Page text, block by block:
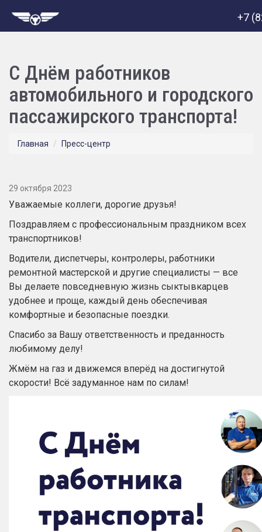
+7
С Днём работников
автомобильного и городского
пассажирского транспорта!
Главная Пресс-центр
29 октября 2023
Уважаемые коллеги, дорогие друзья!
Поздравляем с профессиональным праздником всех
транспортников!
Водители, диспетчеры, контролеры, работники
ремонтной мастерской и другие специалисты — все
Вы делаете повседневную жизнь сыктывкарцев
удобнее и проще, каждый день обеспечивая
комфортные и безопасные поездки.
Спасибо за Вашу ответственность и преданность
любимому делу!
Жмём на газ и движемся вперёд на достигнутой
скорости! Всё задуманное нам по силам!